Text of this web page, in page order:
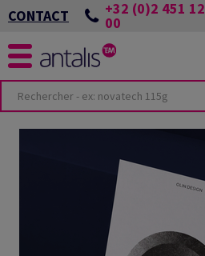
CONTACT +32 (0)2 451 12
00